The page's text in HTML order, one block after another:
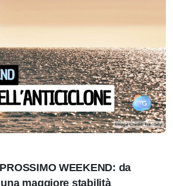
WEEKEND: da
maggiore stabilità